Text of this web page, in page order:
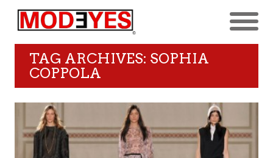
TAG ARCHIVES: SOPHIA
COPPOLA